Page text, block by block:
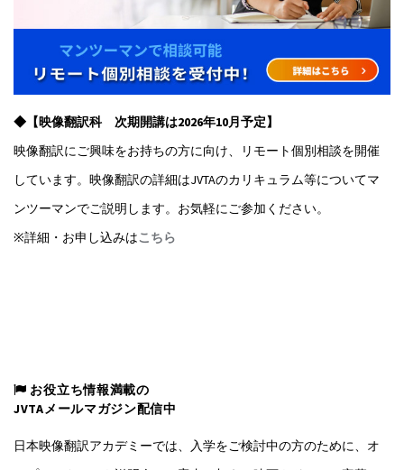
◆【映像翻訳科 次期開講は2026年10月予定】
映像翻訳にご興味をお持ちの方に向け、リモート個別相談を開催
しています。映像翻訳の詳細はJVTAのカリキュラム等についてマ
ンツーマンでご説明します。お気軽にご参加ください。
※詳細・お申し込みはこちら
お役立ち情報満載の
JVTAメールマガジン配信中
日本映像翻訳アカデミーでは、入学をご検討中の方のために、オ